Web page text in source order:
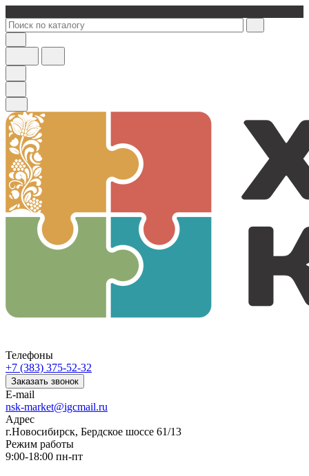
Телефоны
+7 (383) 375-52-32
Заказать звонок
E-mail
nsk-market@igcmail.ru
Адрес
г.Новосибирск, Бердское шоссе 61/13
Режим работы
9:00-18:00 пн-пт